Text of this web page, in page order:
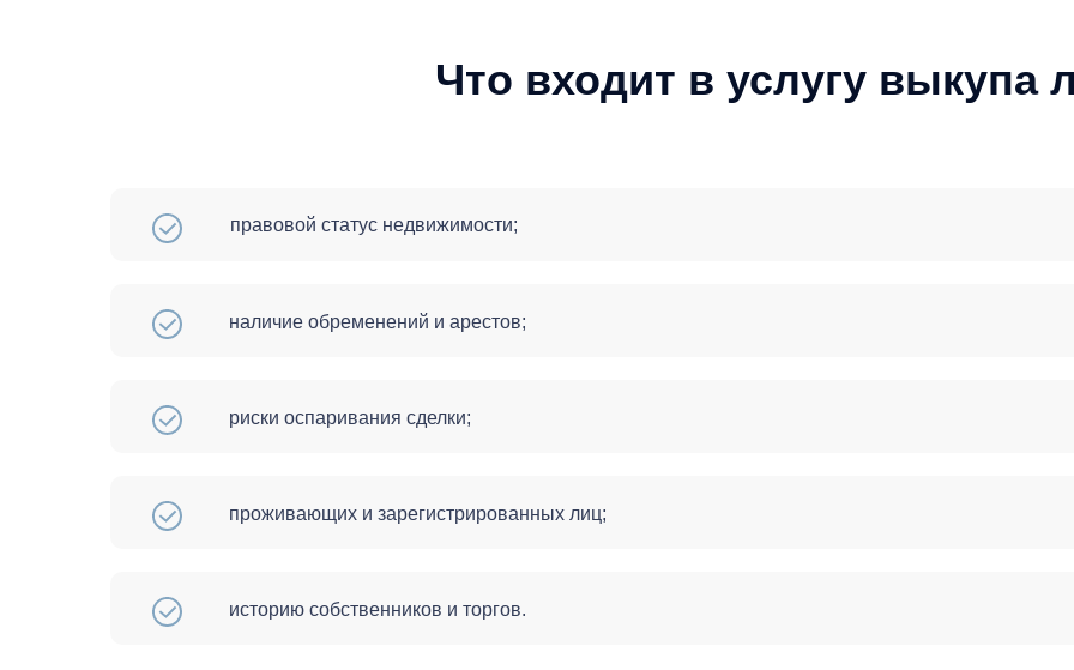
Что входит в услугу выкупа
правовой статус недвижимости;
наличие обременений и арестов;
риски оспаривания сделки;
проживающих и зарегистрированных лиц;
историю собственников и торгов.